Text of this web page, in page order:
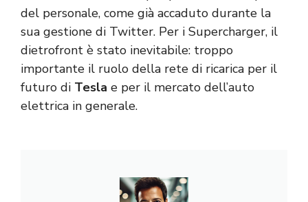
del personale, come già accaduto durante la
sua gestione di Twitter. Per i Supercharger, il
dietrofront è stato inevitabile: troppo
importante il ruolo della rete di ricarica per il
futuro di Tesla e per il mercato dell’auto
elettrica in generale.